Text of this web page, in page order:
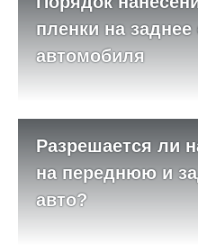
пленки на заднее
автомобиля
Разрешается ли
на переднюю и
авто?